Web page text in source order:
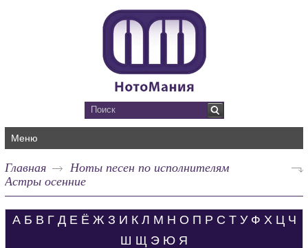
Меню
Главная
Ноты песен по исполнителям
Астры осенние
А Б В Г Д Е Ё Ж З И К Л М Н О П Р С Т У Ф Х Ц Ч
Ш Щ Э Ю Я